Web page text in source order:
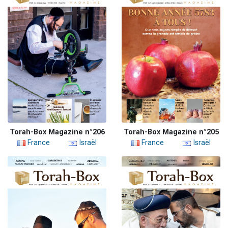
Torah-Box Magazine n°206
France
Israël
Torah-Box Magazine n°205
France
Israël